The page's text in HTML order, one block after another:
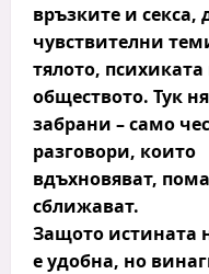
връзките и секса,
чувствителни
тялото, психиката
обществото. Тук
забрани – само
разговори, които
вдъхновяват,
сближават.
Защото истината
е удобна, но